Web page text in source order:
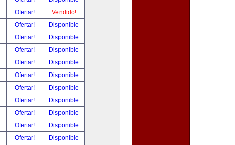
Ofertar!
Vendido!
Ofertar!
Disponible
Ofertar!
Disponible
Ofertar!
Disponible
Ofertar!
Disponible
Ofertar!
Disponible
Ofertar!
Disponible
Ofertar!
Disponible
Ofertar!
Disponible
Ofertar!
Disponible
Ofertar!
Disponible